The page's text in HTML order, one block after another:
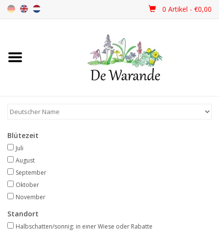
0 Artikel - €0,00
Startseite
Frühjahrsblüher
Sommerblüher
Herbstblüher
Schattenpflanzen
Angebote
Blütezeit
Juli
August
September
Oktober
November
Standort
Halbschatten/sonnig: in einer Wiese oder Rabatte